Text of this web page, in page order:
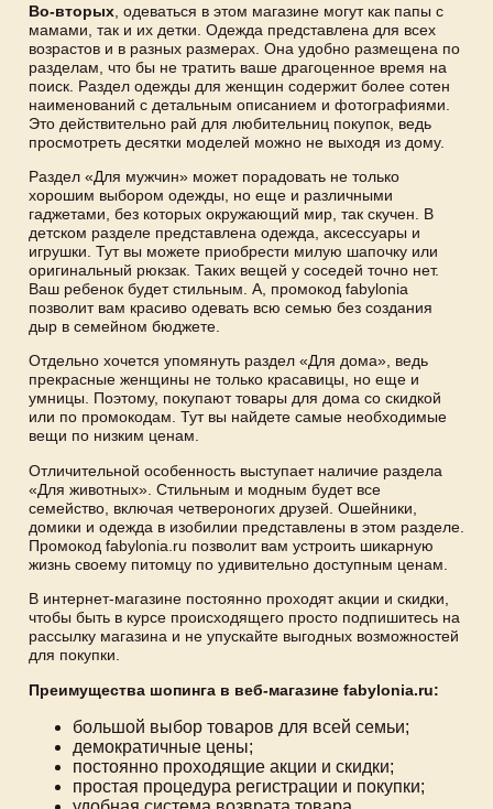
Во-вторых , одеваться в этом магазине могут как папы с
мамами, так и их детки. Одежда представлена для всех
возрастов и в разных размерах. Она удобно размещена по
разделам, что бы не тратить ваше драгоценное время на
поиск. Раздел одежды для женщин содержит более сотен
наименований с детальным описанием и фотографиями.
Это действительно рай для любительниц покупок, ведь
просмотреть десятки моделей можно не выходя из дому.
Раздел «Для мужчин» может порадовать не только
хорошим выбором одежды, но еще и различными
гаджетами, без которых окружающий мир, так скучен. В
детском разделе представлена одежда, аксессуары и
игрушки. Тут вы можете приобрести милую шапочку или
оригинальный рюкзак. Таких вещей у соседей точно нет.
Ваш ребенок будет стильным. А, промокод fabylonia
позволит вам красиво одевать всю семью без создания
дыр в семейном бюджете.
Отдельно хочется упомянуть раздел «Для дома», ведь
прекрасные женщины не только красавицы, но еще и
умницы. Поэтому, покупают товары для дома со скидкой
или по промокодам. Тут вы найдете самые необходимые
вещи по низким ценам.
Отличительной особенность выступает наличие раздела
«Для животных». Стильным и модным будет все
семейство, включая четвероногих друзей. Ошейники,
домики и одежда в изобилии представлены в этом разделе.
Промокод fabylonia.ru позволит вам устроить шикарную
жизнь своему питомцу по удивительно доступным ценам.
В интернет-магазине постоянно проходят акции и скидки,
чтобы быть в курсе происходящего просто подпишитесь на
рассылку магазина и не упускайте выгодных возможностей
для покупки.
Преимущества шопинга в веб-магазине fabylonia.ru:
большой выбор товаров для всей семьи;
демократичные цены;
постоянно проходящие акции и скидки;
простая процедура регистрации и покупки;